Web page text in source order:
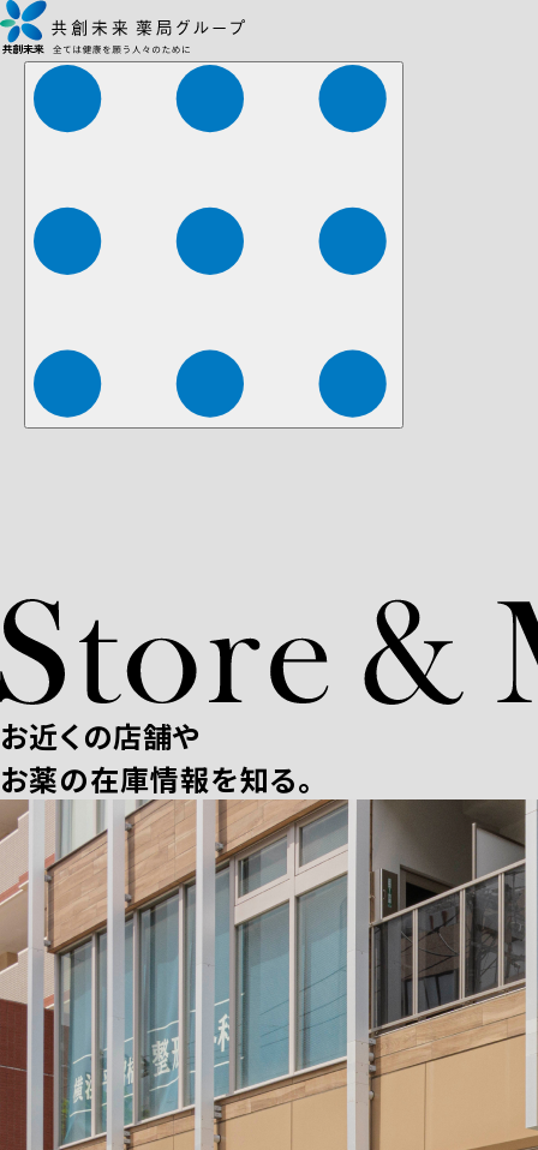
株式会社ファーマみらい 株式会社ストレチア
お近くの店舗や
お薬の在庫情報を知る。